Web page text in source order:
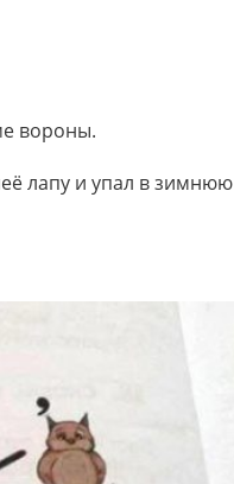
вороны.
лапу и упал в зимнюю